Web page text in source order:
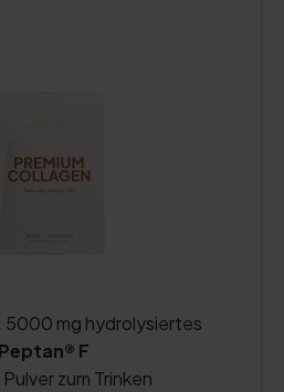
5000 mg hydrolysiertes
Peptan® F
zum Trinken